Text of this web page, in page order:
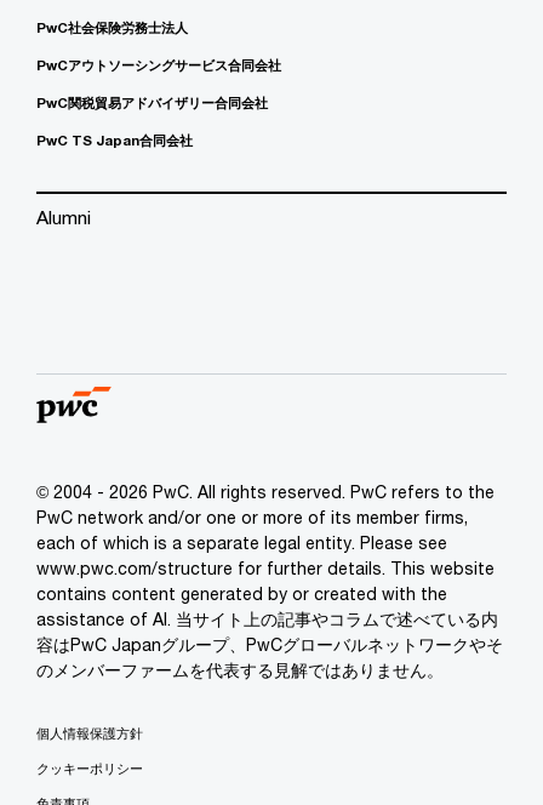
PwC社会保険労務士法人
PwCアウトソーシングサービス合同会社
PwC関税貿易アドバイザリー合同会社
PwC TS Japan合同会社
Alumni
© 2004 - 2026 PwC. All rights reserved. PwC refers to the
PwC network and/or one or more of its member firms,
each of which is a separate legal entity. Please see
www.pwc.com/structure for further details. This website
contains content generated by or created with the
assistance of AI. 当サイト上の記事やコラムで述べている内
容はPwC Japanグループ、PwCグローバルネットワークやそ
のメンバーファームを代表する見解ではありません。
個人情報保護方針
クッキーポリシー